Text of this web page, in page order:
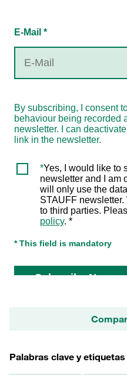
Palabras clave y etiquetas